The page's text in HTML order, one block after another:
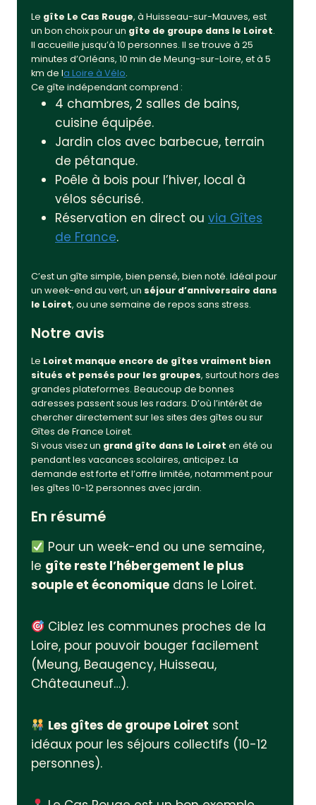
Le gîte Le Cas Rouge, à Huisseau-sur-Mauves, est
un bon choix pour un gîte de groupe dans le Loiret.
Il accueille jusqu’à 10 personnes. Il se trouve à 25
minutes d’Orléans, 10 min de Meung-sur-Loire, et à 5
km de la Loire à Vélo.
Ce gîte indépendant comprend :
4 chambres, 2 salles de bains,
cuisine équipée.
Jardin clos avec barbecue, terrain
de pétanque.
Poêle à bois pour l’hiver, local à
vélos sécurisé.
Réservation en direct ou via Gîtes
de France.
C’est un gîte simple, bien pensé, bien noté. Idéal pour
un week-end au vert, un séjour d’anniversaire dans
le Loiret, ou une semaine de repos sans stress.
Notre avis
Le Loiret manque encore de gîtes vraiment bien
situés et pensés pour les groupes, surtout hors des
grandes plateformes. Beaucoup de bonnes
adresses passent sous les radars. D’où l’intérêt de
chercher directement sur les sites des gîtes ou sur
Gîtes de France Loiret.
Si vous visez un grand gîte dans le Loiret en été ou
pendant les vacances scolaires, anticipez. La
demande est forte et l’offre limitée, notamment pour
les gîtes 10-12 personnes avec jardin.
En résumé
Pour un week-end ou une semaine,
le gîte reste l’hébergement le plus
souple et économique dans le Loiret.
Ciblez les communes proches de la
Loire, pour pouvoir bouger facilement
(Meung, Beaugency, Huisseau,
Châteauneuf…).
Les gîtes de groupe Loiret sont
idéaux pour les séjours collectifs (10-12
personnes).